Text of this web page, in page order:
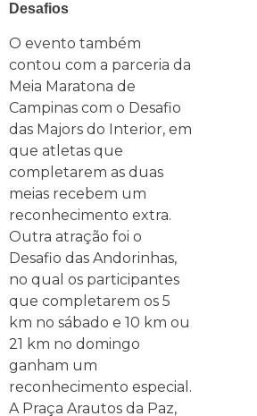
Desafios
O evento também
contou com a parceria da
Meia Maratona de
Campinas com o Desafio
das Majors do Interior, em
que atletas que
completarem as duas
meias recebem um
reconhecimento extra.
Outra atração foi o
Desafio das Andorinhas,
no qual os participantes
que completarem os 5
km no sábado e 10 km ou
21 km no domingo
ganham um
reconhecimento especial.
A Praça Arautos da Paz,